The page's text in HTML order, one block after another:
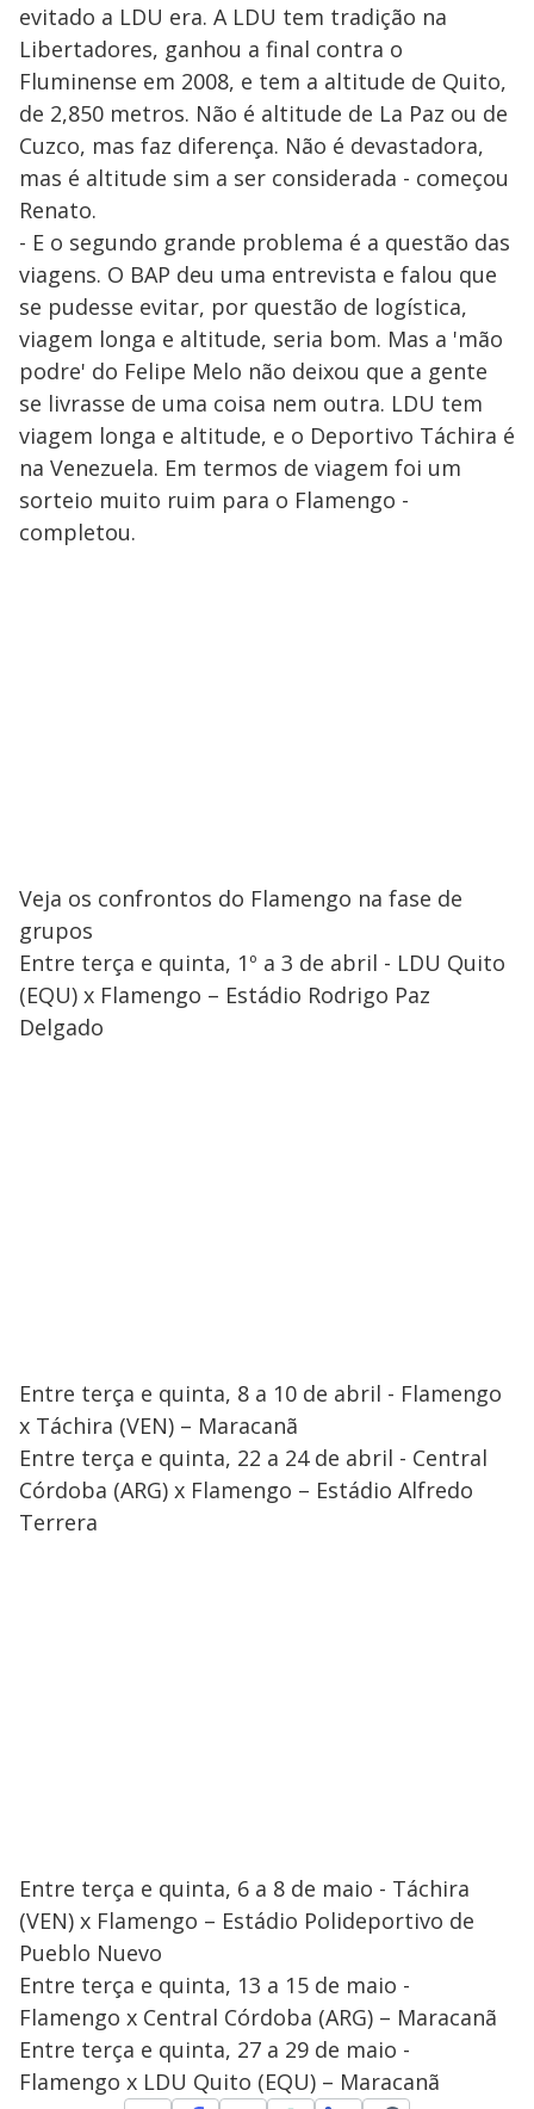
evitado a LDU era. A LDU tem tradição na
Libertadores, ganhou a final contra o
Fluminense em 2008, e tem a altitude de Quito,
de 2,850 metros. Não é altitude de La Paz ou de
Cuzco, mas faz diferença. Não é devastadora,
mas é altitude sim a ser considerada - começou
Renato.
- E o segundo grande problema é a questão das
viagens. O BAP deu uma entrevista e falou que
se pudesse evitar, por questão de logística,
viagem longa e altitude, seria bom. Mas a 'mão
podre' do Felipe Melo não deixou que a gente
se livrasse de uma coisa nem outra. LDU tem
viagem longa e altitude, e o Deportivo Táchira é
na Venezuela. Em termos de viagem foi um
sorteio muito ruim para o Flamengo -
completou.
Veja os confrontos do Flamengo na fase de
grupos
Entre terça e quinta, 1º a 3 de abril - LDU Quito
(EQU) x Flamengo – Estádio Rodrigo Paz
Delgado
Entre terça e quinta, 8 a 10 de abril - Flamengo
x Táchira (VEN) – Maracanã
Entre terça e quinta, 22 a 24 de abril - Central
Córdoba (ARG) x Flamengo – Estádio Alfredo
Terrera
Entre terça e quinta, 6 a 8 de maio - Táchira
(VEN) x Flamengo – Estádio Polideportivo de
Pueblo Nuevo
Entre terça e quinta, 13 a 15 de maio -
Flamengo x Central Córdoba (ARG) – Maracanã
Entre terça e quinta, 27 a 29 de maio -
Flamengo x LDU Quito (EQU) – Maracanã